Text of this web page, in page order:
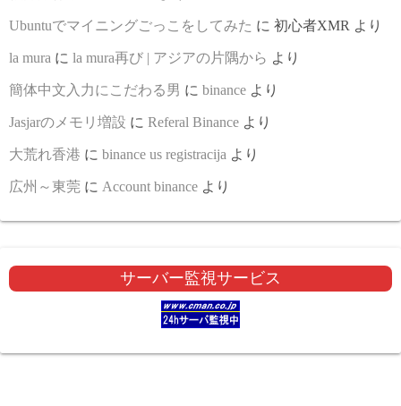
Ubuntuでマイニングごっこをしてみた に 初心者XMR より
la mura に la mura再び | アジアの片隅から より
簡体中文入力にこだわる男 に binance より
Jasjarのメモリ増設 に Referal Binance より
大荒れ香港 に binance us registracija より
広州～東莞 に Account binance より
サーバー監視サービス